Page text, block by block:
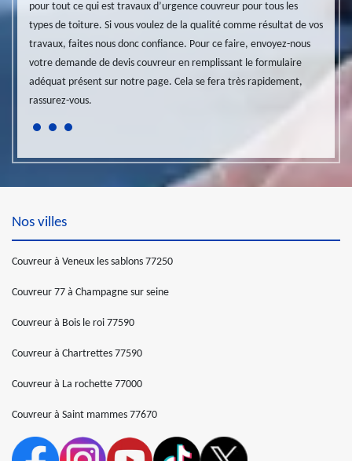
pour tout ce qui est travaux d’urgence couvreur pour tous les
types de toiture. Si vous voulez de la qualité comme résultat de vos
travaux, faites nous donc confiance. Pour ce faire, envoyez-nous
votre demande de devis couvreur en remplissant le formulaire
adéquat présent sur notre page. Cela se fera très rapidement,
rassurez-vous.
cher
Nos villes
Couvreur à Veneux les sablons 77250
Couvreur 77 à Champagne sur seine
Couvreur à Bois le roi 77590
Couvreur à Chartrettes 77590
Couvreur à La rochette 77000
Couvreur à Saint mammes 77670